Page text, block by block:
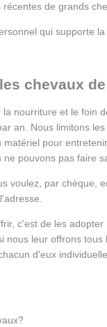
de grands
qui supporte
chevaux
nourriture et le foin
an. Nous limitons
pour
pouvons pas faire
voulez, par chèque,
c'est de les
leur offrons
d'eux